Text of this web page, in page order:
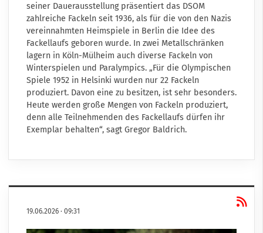
seiner Dauerausstellung präsentiert das DSOM
zahlreiche Fackeln seit 1936, als für die von den Nazis
vereinnahmten Heimspiele in Berlin die Idee des
Fackellaufs geboren wurde. In zwei Metallschränken
lagern in Köln-Mülheim auch diverse Fackeln von
Winterspielen und Paralympics. „Für die Olympischen
Spiele 1952 in Helsinki wurden nur 22 Fackeln
produziert. Davon eine zu besitzen, ist sehr besonders.
Heute werden große Mengen von Fackeln produziert,
denn alle Teilnehmenden des Fackellaufs dürfen ihr
Exemplar behalten“, sagt Gregor Baldrich.
19.06.2026 · 09:31